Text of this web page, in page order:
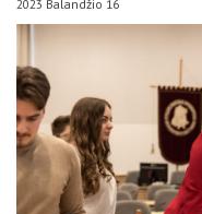
D.U.K
Kontaktai
2023 Balandžio 16